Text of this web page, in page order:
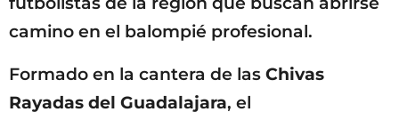
camino en el balompié profesional.
Formado en la cantera de las Chivas
Rayadas del Guadalajara, el